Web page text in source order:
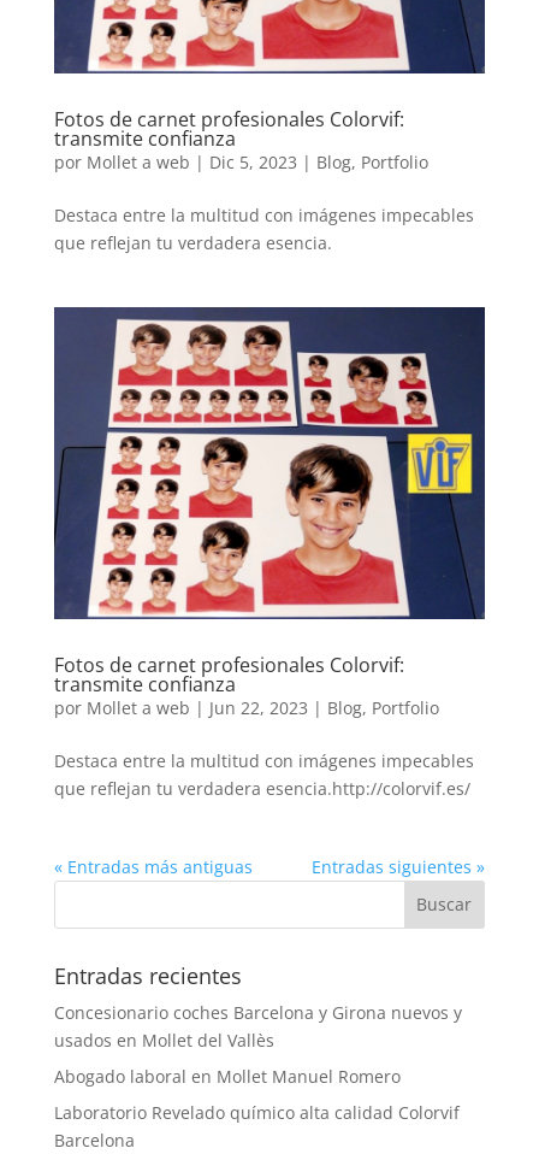
Fotos de carnet profesionales Colorvif:
transmite confianza
por Mollet a web | Dic 5, 2023 | Blog, Portfolio
Destaca entre la multitud con imágenes impecables
que reflejan tu verdadera esencia.
Fotos de carnet profesionales Colorvif:
transmite confianza
por Mollet a web | Jun 22, 2023 | Blog, Portfolio
Destaca entre la multitud con imágenes impecables
que reflejan tu verdadera esencia.http://colorvif.es/
« Entradas más antiguas Entradas siguientes »
Entradas recientes
Concesionario coches Barcelona y Girona nuevos y
usados en Mollet del Vallès
Abogado laboral en Mollet Manuel Romero
Laboratorio Revelado químico alta calidad Colorvif
Barcelona